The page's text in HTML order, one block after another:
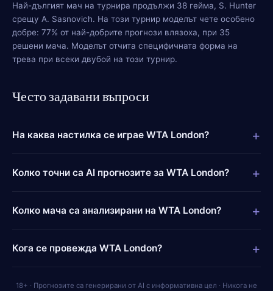
Най-дългият мач на турнира продължи 38 гейма, S. Hunter
срещу A. Sasnovich. На този турнир моделът чете особено
добре: 77% от най-добрите прогнози влязоха, при 35
решени мача. Моделът отчита специфичната форма на
трева при всеки двубой на този турнир.
Често задавани въпроси
На каква настилка се играе WTA London? +
Колко точни са AI прогнозите за WTA London? +
Колко мача са анализирани на WTA London? +
Кога се провежда WTA London? +
18+ · Прогнозите са генерирани от AI с информативна цел · Никога не